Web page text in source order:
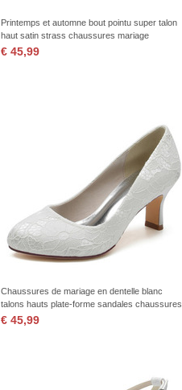
Printemps et automne bout pointu super talon
haut satin strass chaussures mariage
demoiselle d'honneur chaussures femmes
€ 45,99
Chaussures de mariage en dentelle blanc
talons hauts plate-forme sandales chaussures
de banquet chaussures de mariée
€ 45,99